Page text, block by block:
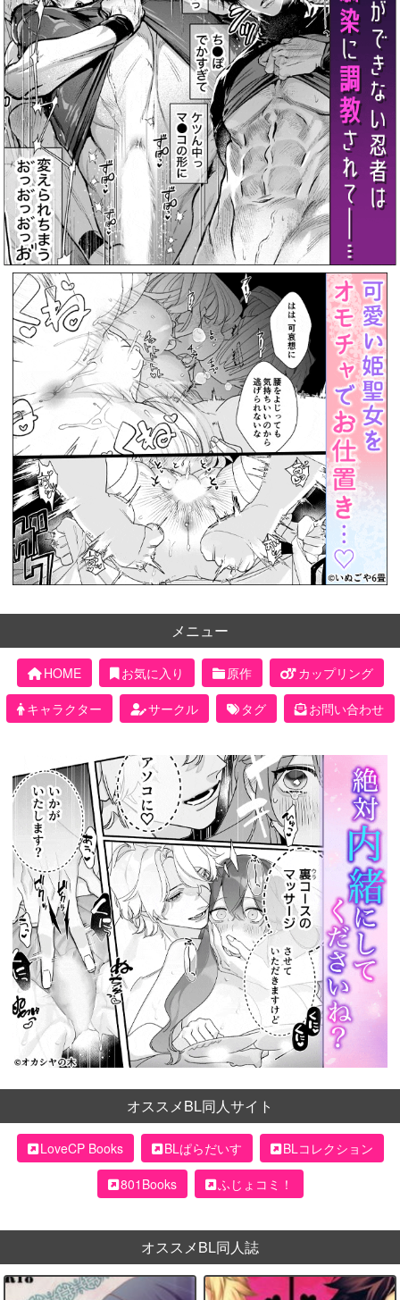
メニュー
HOME お気に入り 原作
カップリング
キャラクター
サークル タグ お問い合わせ
オススメBL同人サイト
LoveCP Books BLぱらだいす
BLコレクション
801Books
ふじょコミ！
オススメBL同人誌